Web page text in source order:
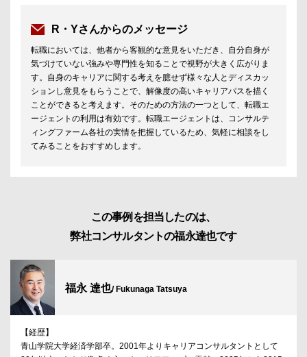
R・Yさんからのメッセージ
転職においては、他者から客観的な意見をいただき、自分自身が
気づけていない強みや専門性を知ることで視野が大きく広がりま
す。自身のキャリアに関する考えを臆せず様々な人とディスカッ
ションし意見をもらうことで、解像度の高いキャリアパスを描く
ことができると考えます。そのための方法の一つとして、転職エ
ージェントの利用は有効です。転職エージェントは、コンサルテ
ィングファーム各社の実情を把握しているため、気軽に相談をし
てみることをおすすめします。
この事例を担当したのは、
弊社コンサルタントの福永達也です
福永 達也/ Fukunaga Tatsuya
【経歴】
青山学院大学経済学部卒。2001年よりキャリアコンサルタントとして